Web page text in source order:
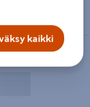
kaikki